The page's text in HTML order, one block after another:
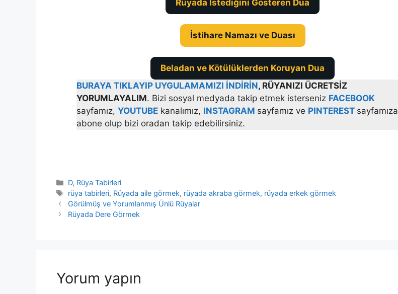
Rüyada İstediğini Gösteren Dua
İstihare Namazı ve Duası
Beladan ve Kötülüklerden Koruyan Dua
BURAYA TIKLAYIP UYGULAMAMIZI İNDİRİN, RÜYANIZI ÜCRETSİZ
YORUMLAYALIM. Bizi sosyal medyada takip etmek isterseniz FACEBOOK
sayfamız, YOUTUBE kanalımız, INSTAGRAM sayfamız ve PINTEREST sayfamıza
abone olup bizi oradan takip edebilirsiniz.
Kategoriler
D, Rüya Tabirleri
Etiketler
rüya tabirleri, Rüyada aile görmek, rüyada akraba görmek, rüyada erkek görmek
Görülmüş ve Yorumlanmış Ünlü Rüyalar
Rüyada Dere Görmek
Yorum yapın